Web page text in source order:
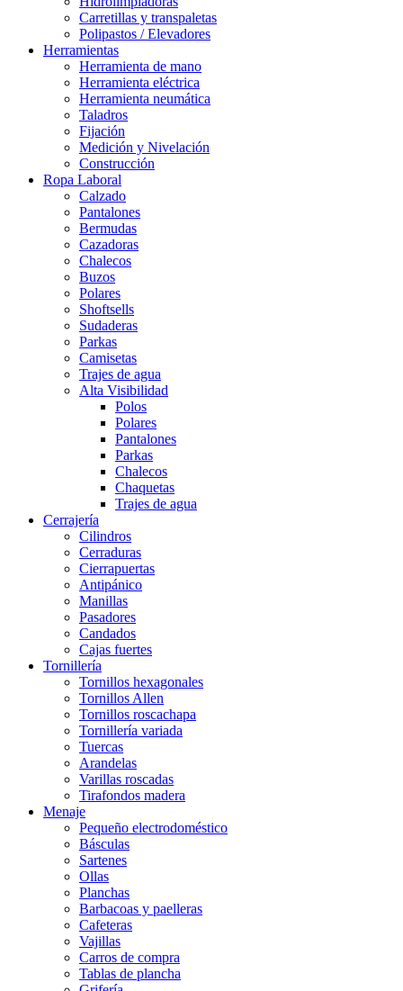
Carretillas y transpaletas
Polipastos / Elevadores
Herramientas
Herramienta de mano
Herramienta eléctrica
Herramienta neumática
Taladros
Fijación
Medición y Nivelación
Construcción
Ropa Laboral
Calzado
Pantalones
Bermudas
Cazadoras
Chalecos
Buzos
Polares
Shoftsells
Sudaderas
Parkas
Camisetas
Trajes de agua
Alta Visibilidad
Polos
Polares
Pantalones
Parkas
Chalecos
Chaquetas
Trajes de agua
Cerrajería
Cilindros
Cerraduras
Cierrapuertas
Antipánico
Manillas
Pasadores
Candados
Cajas fuertes
Tornillería
Tornillos hexagonales
Tornillos Allen
Tornillos roscachapa
Tornillería variada
Tuercas
Arandelas
Varillas roscadas
Tirafondos madera
Menaje
Pequeño electrodoméstico
Básculas
Sartenes
Ollas
Planchas
Barbacoas y paelleras
Cafeteras
Vajillas
Carros de compra
Tablas de plancha